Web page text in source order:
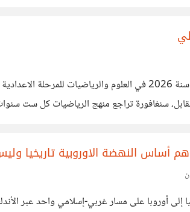
المناهج التي يدرسها الطالب في مصر سنة 2026 في
هم أساس النهضة الاوروبية تاريخيا
إلى أوروبا على مسار غربي-إسلامي واحد